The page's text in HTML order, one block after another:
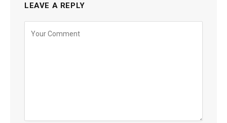
LEAVE A REPLY